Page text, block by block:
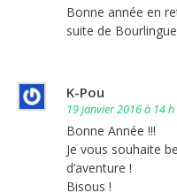
Bonne année en
suite de
K-Pou
19 janvier 2016 à 14
Bonne Année !!!
Je vous souhaite
d’aventure !
Bisous !